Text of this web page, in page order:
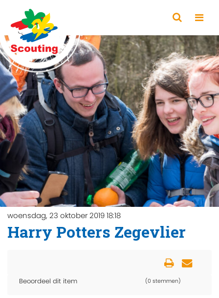
woensdag, 23 oktober 2019 18:18
Harry Potters Zegevlier
Beoordeel dit item (0 stemmen)